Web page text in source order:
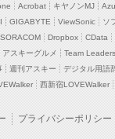
Acrobat キヤノンMJ
GIGABYTE ViewSonic ソ
SORACOM Dropbox CData
アスキーグルメ Team Leaders
週刊アスキー デジタル用語
西新宿LOVEWalker
プライバシーポリシー